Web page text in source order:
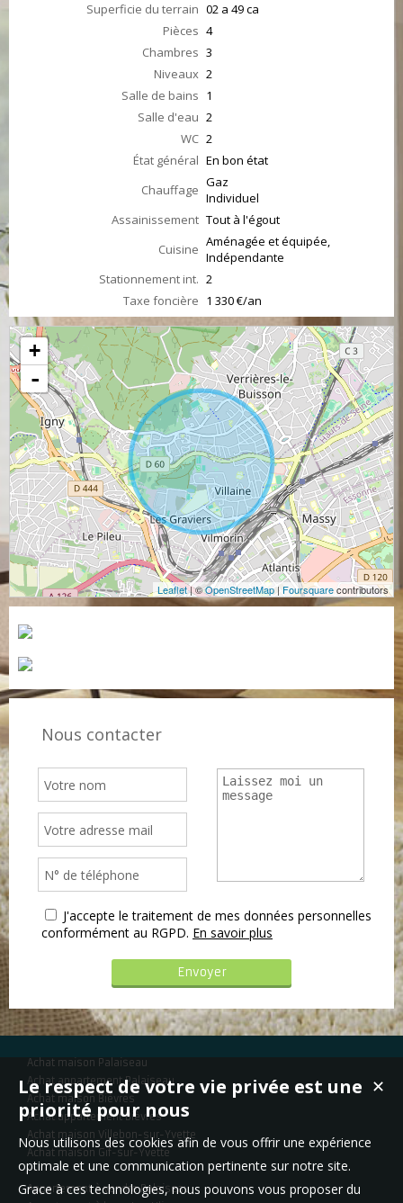
Superficie du terrain 02 a 49 ca
Pièces 4
Chambres 3
Niveaux 2
Salle de bains 1
Salle d'eau 2
WC 2
État général En bon état
Chauffage Gaz
Individuel
Assainissement Tout à l'égout
Cuisine Aménagée et équipée,
Indépendante
Stationnement int. 2
Taxe foncière 1 330 €/an
+
-
Leaflet| ©OpenStreetMap | Foursquarecontributors
Nous contacter
J'accepte le traitement de mes données personnelles
conformément au RGPD. En savoir plus
Achat maison Palaiseau
Achat appartement Palaiseau
Achat maison Bièvres
Achat appartement Bièvres
Achat maison Villebon-sur-Yvette
Achat maison Gif-sur-Yvette
Appartement à vendre Palaiseau
✕
Le respect de votre vie privée est une
priorité pour nous
Nous utilisons des cookies afin de vous offrir une expérience
optimale et une communication pertinente sur notre site.
Grace à ces technologies, nous pouvons vous proposer du